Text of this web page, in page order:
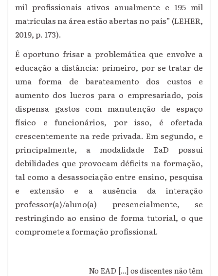
mil profissionais ativos anualmente e 195 mil
matrículas na área estão abertas no país” (LEHER,
2019, p. 173).
É oportuno frisar a problemática que envolve a
educação a distância: primeiro, por se tratar de
uma forma de barateamento dos custos e
aumento dos lucros para o empresariado, pois
dispensa gastos com manutenção de espaço
físico e funcionários, por isso, é ofertada
crescentemente na rede privada. Em segundo, e
principalmente, a modalidade EaD possui
debilidades que provocam déficits na formação,
tal como a desassociação entre ensino, pesquisa
e extensão e a ausência da interação
professor(a)/aluno(a) presencialmente, se
restringindo ao ensino de forma tutorial, o que
compromete a formação profissional.
No EAD [...] os discentes não têm